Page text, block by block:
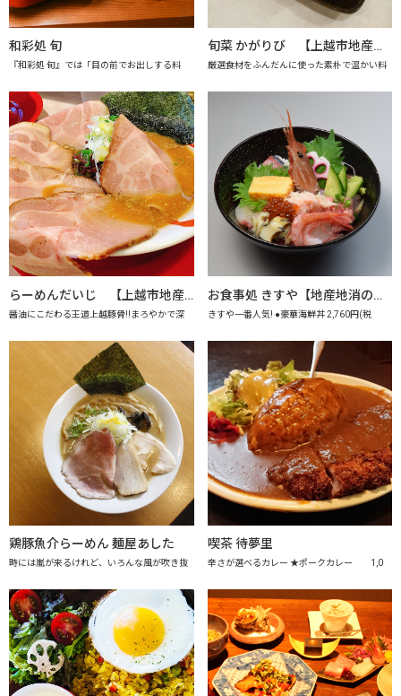
和彩処 旬
『和彩処 旬』では「目の前でお出しする料
旬菜 かがりび 【上越市地産地消推進の店認定店】
厳選食材をふんだんに使った素朴で温かい料
らーめんだいじ 【上越市地産地消推進の店認定店】
醤油にこだわる王道上越豚骨!!まろやかで深
お食事処 きすや【地産地消の店認定店】
きすや一番人気! ●豪華海鮮丼 2,760円(税
鶏豚魚介らーめん 麺屋あした
時には嵐が来るけれど、いろんな風が吹き抜
喫茶 待夢里
辛さが選べるカレー ★ポークカレー 1,0